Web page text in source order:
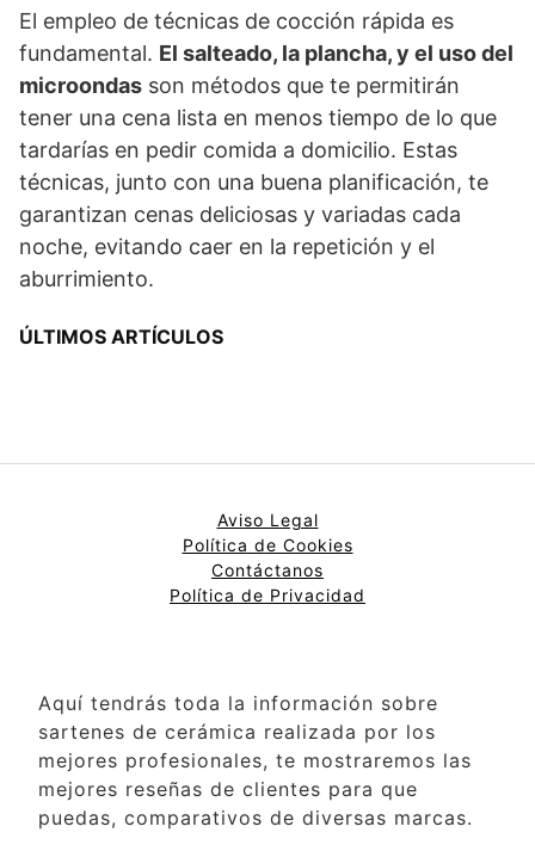
El empleo de técnicas de cocción rápida es
fundamental. El salteado, la plancha, y el uso del
microondas son métodos que te permitirán
tener una cena lista en menos tiempo de lo que
tardarías en pedir comida a domicilio. Estas
técnicas, junto con una buena planificación, te
garantizan cenas deliciosas y variadas cada
noche, evitando caer en la repetición y el
aburrimiento.
ÚLTIMOS ARTÍCULOS
Aviso Legal
Política de Cookies
Contáctanos
Política de Privacidad
Aquí tendrás toda la información sobre
sartenes de cerámica realizada por los
mejores profesionales, te mostraremos las
mejores reseñas de clientes para que
puedas, comparativos de diversas marcas.